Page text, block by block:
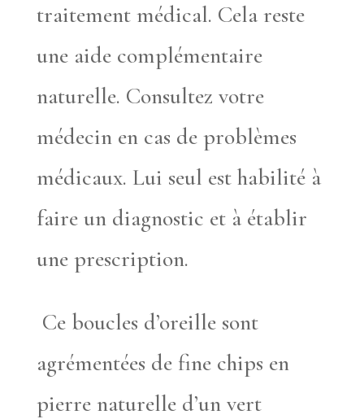
traitement médical. Cela reste
une aide complémentaire
naturelle. Consultez votre
médecin en cas de problèmes
médicaux. Lui seul est habilité à
faire un diagnostic et à établir
une prescription.
Ce boucles d’oreille sont
agrémentées de fine chips en
pierre naturelle d’un vert